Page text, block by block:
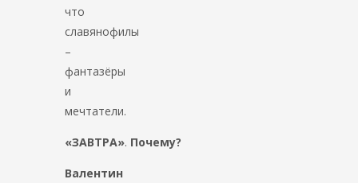
что
славянофилы
–
фантазёры
и
мечтатели.
«ЗАВТРА». Почему?
Валентин